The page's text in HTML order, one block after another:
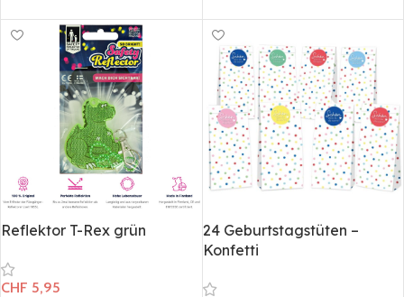
Reflektor T-Rex grün
CHF 5,95
24 Geburtstagstüten –
Konfetti